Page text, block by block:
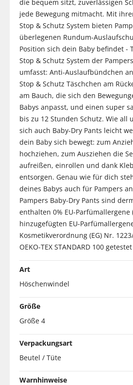
die bequem sitzt, zuverlässigen
jede Bewegung mitmacht. Mit
Stop & Schutz System bieten
überlegenen Rundum-
Position sich dein Baby befindet -
Stop & Schutz System der
umfasst: Anti-Auslaufbündchen
Stop & Schutz Täschchen am
am Bauch, die sich den
Babys anpasst, und einen super
bis zu 12 Stunden Schutz. Wie all
sich auch Baby-Dry Pants leicht
dein Baby sich bewegt: zum
hochziehen, zum Ausziehen die
aufreißen, einrollen und dank
entsorgen. Genau wie für dich
deines Babys auch für Pampers
Pampers Baby-Dry Pants sind
enthalten 0% EU-
hinzugefügten EU-
Kosmetikverordnung (EG) Nr.
OEKO-TEX STANDARD 100
Art
Höschenwindel
Größe
Größe 4
Verpackungsart
Beutel / Tüte
Warnhinweise